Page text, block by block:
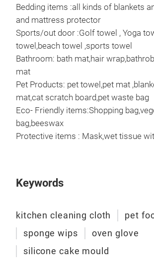
Bedding items :all kinds of blankets
and mattress protector
Sports/out door :Golf towel , Yoga
towel,beach towel ,sports towel
Bathroom: bath mat,hair
mat
Pet Products: pet towel,pet mat
mat,cat scratch board,pet waste bag
Eco- Friendly items:Shopping
bag,beeswax
Protective items : Mask,wet tissue
Keywords
kitchen cleaning cloth
pet
sponge wips
oven glove
silicone cake mould